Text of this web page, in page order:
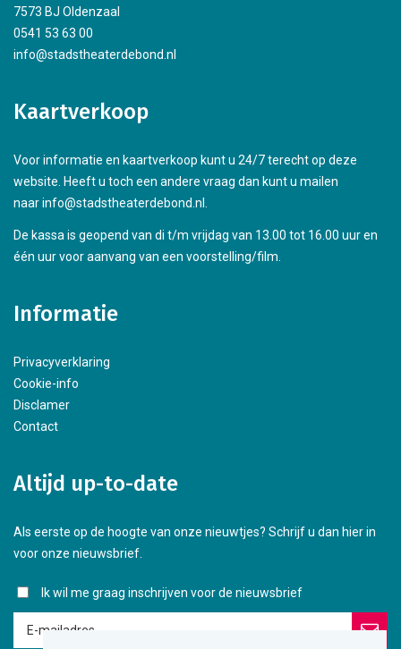
7573 BJ Oldenzaal
0541 53 63 00
info@stadstheaterdebond.nl
Kaartverkoop
Voor informatie en kaartverkoop kunt u 24/7 terecht op deze
website. Heeft u toch een andere vraag dan kunt u mailen
naar info@stadstheaterdebond.nl.
De kassa is geopend van di t/m vrijdag van 13.00 tot 16.00 uur en
één uur voor aanvang van een voorstelling/film.
Informatie
Privacyverklaring
Cookie-info
Disclamer
Contact
Altijd up-to-date
Als eerste op de hoogte van onze nieuwtjes? Schrijf u dan hier in
voor onze nieuwsbrief.
Ik wil me graag inschrijven voor de nieuwsbrief